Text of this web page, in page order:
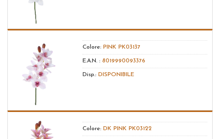
Colore: PINK PK03137
E.A.N. : 8019990093376
Disp.: DISPONIBILE
Colore: DK PINK PK03122